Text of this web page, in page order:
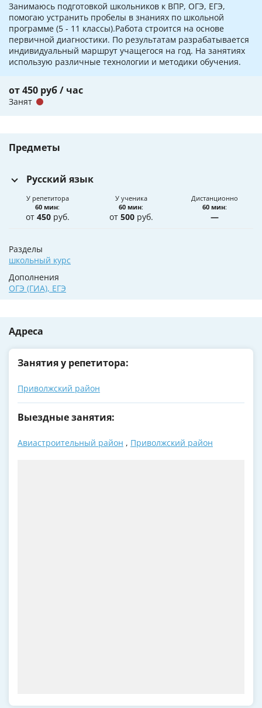
Занимаюсь подготовкой школьников к ВПР, ОГЭ, ЕГЭ,
помогаю устранить пробелы в знаниях по школьной
программе (5 - 11 классы).Работа строится на основе
первичной диагностики. По результатам разрабатывается
индивидуальный маршрут учащегося на год. На занятиях
использую различные технологии и методики обучения.
от 450 руб / час
Занят
Предметы
Русский язык
У репетитора
60 мин:
от 450руб.
У ученика
60 мин:
от 500руб.
Дистанционно
60 мин:
—
Разделы
школьный курс
Дополнения
ОГЭ (ГИА), ЕГЭ
Адреса
Занятия у репетитора:
Приволжский район
Выездные занятия:
Авиастроительный район , Приволжский район